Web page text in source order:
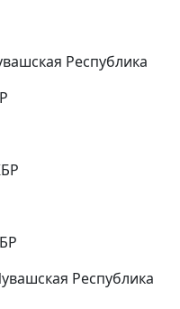
Республика
Республика